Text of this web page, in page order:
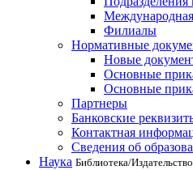
Филиалы
Нормативные
Новые
Основные
Основные
Партнеры
Банковские
Контактная
Сведения об
Наука Библиотека/Издательство